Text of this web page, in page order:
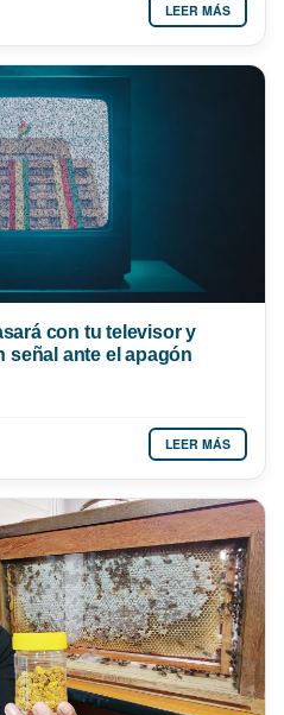
LEER MÁS
con tu televisor y
señal ante el apagón
LEER MÁS